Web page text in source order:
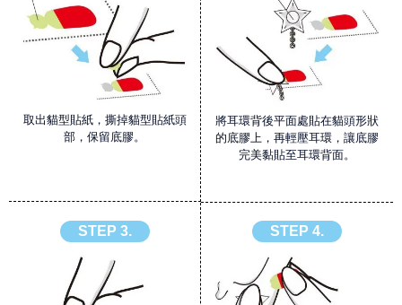
取出貓型貼紙，撕掉貓型貼紙頭
部，保留底膠。
將耳環背後平面處貼在貓頭形狀
的底膠上，再輕壓耳環，讓底膠
完美黏貼至耳環背面。
STEP 3. STEP 4.